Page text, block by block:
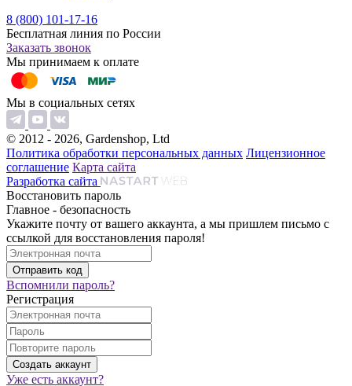
8 (800) 101-17-16
Бесплатная линия по России
Заказать звонок
Мы принимаем к оплате
Мы в социальных сетях
© 2012 - 2026, Gardenshop, Ltd
Политика обработки персональных данных Лицензионное
соглашение Карта сайта
Разработка сайта
Восстановить пароль
Главное - безопасность
Укажите почту от вашего аккаунта, а мы пришлем письмо с
ссылкой для восстановления пароля!
Вспомнили пароль?
Регистрация
Уже есть аккаунт?